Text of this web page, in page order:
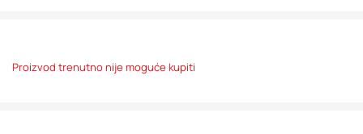
Proizvod trenutno nije moguće kupiti